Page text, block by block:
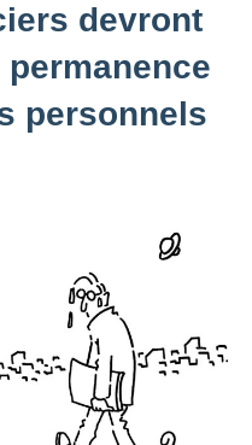
devront
personnels